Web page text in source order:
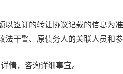
签订的转让协议记载的信息为准
法干警、原债务人的关联人员和
情，咨询详细事宜。